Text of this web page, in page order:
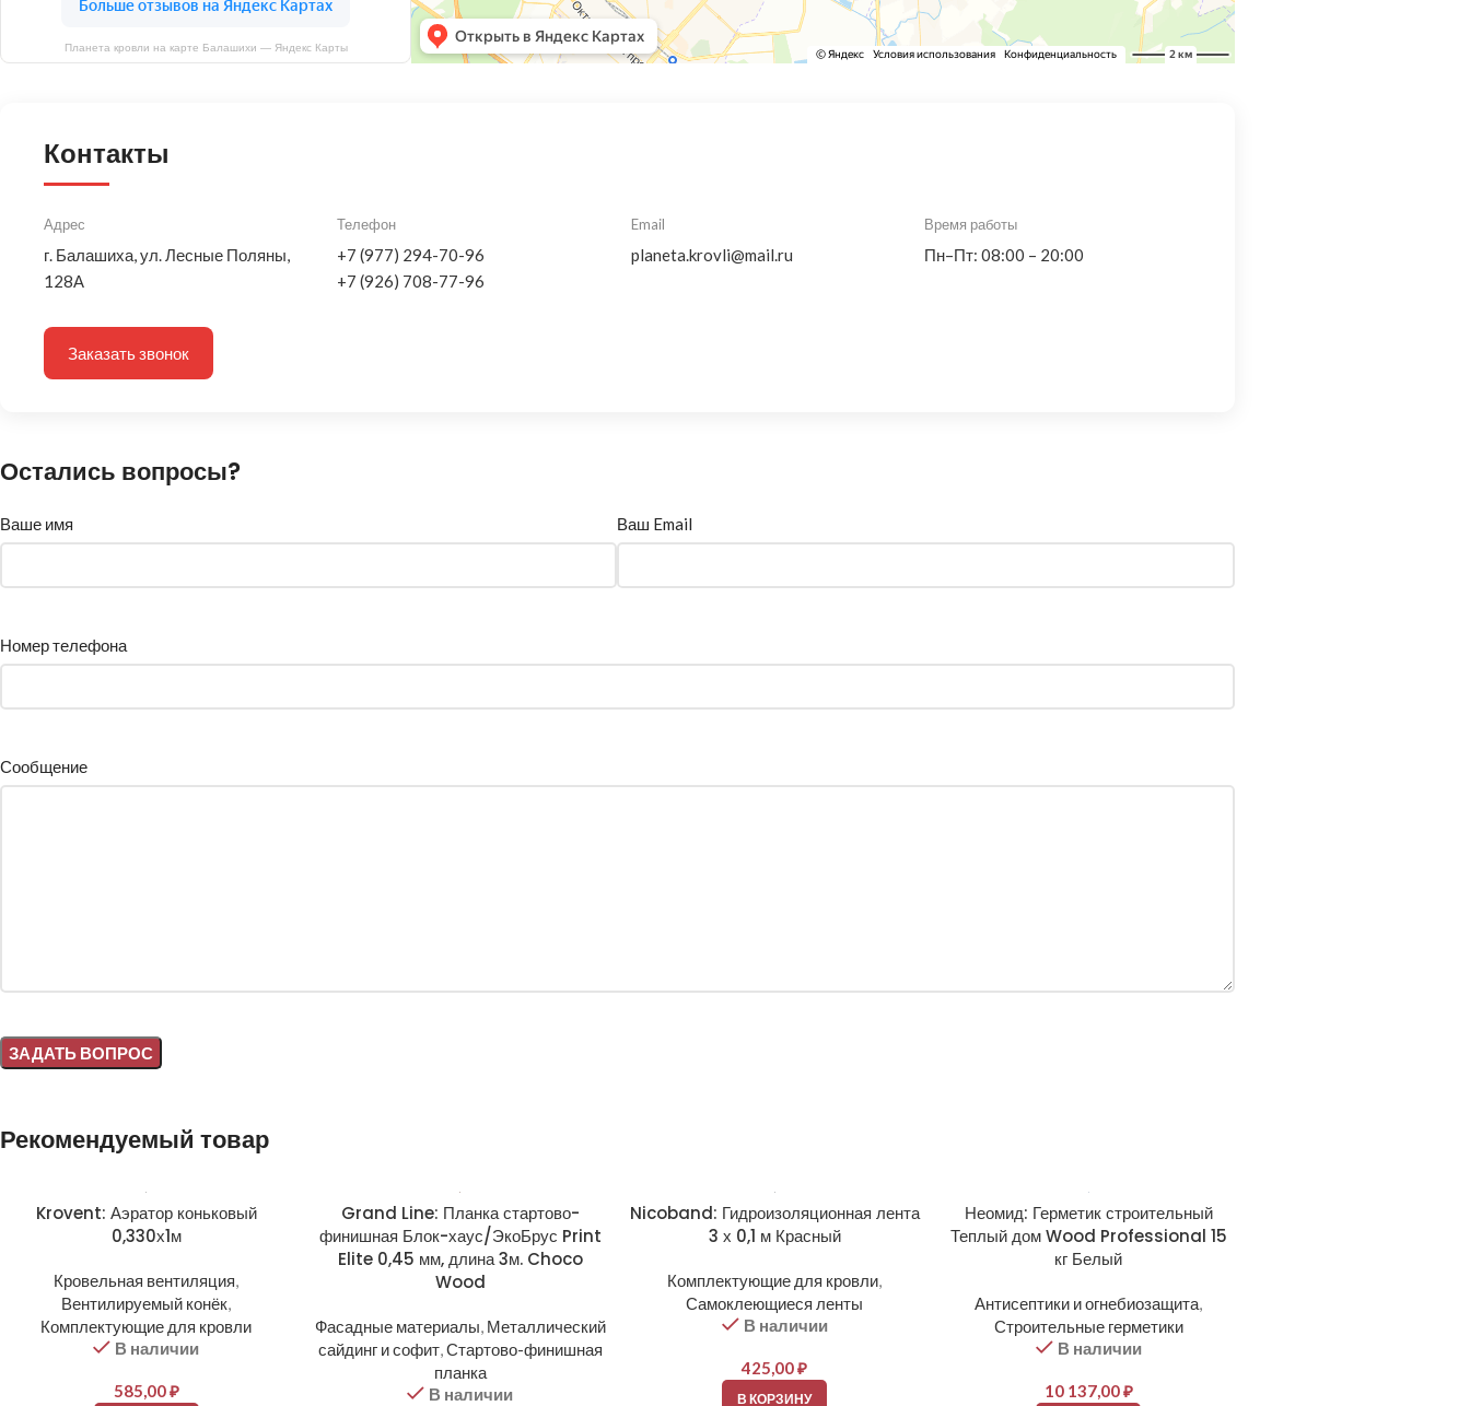
Планета кровли на карте Балашихи — Яндекс Карты
Контакты
Адрес
г. Балашиха, ул. Лесные Поляны,
128А
Телефон
+7 (977) 294-70-96
+7 (926) 708-77-96
Email
planeta.krovli@mail.ru
Время работы
Пн–Пт: 08:00 – 20:00
Заказать звонок
Остались вопросы?
Ваше имя Ваш Email
Номер телефона
Сообщение
Рекомендуемый товар
Krovent: Аэратор коньковый
0,330х1м
Кровельная вентиляция,
Вентилируемый конёк,
Комплектующие для кровли
В наличии
585,00₽
Grand Line: Планка стартово-
финишная Блок-хаус/ЭкоБрус Print
Elite 0,45 мм, длина 3м. Choco
Wood
Фасадные материалы, Металлический
сайдинг и софит,Стартово-финишная
планка
В наличии
Nicoband: Гидроизоляционная лента
3 х 0,1 м Красный
Комплектующие для кровли,
Самоклеющиеся ленты
В наличии
425,00₽
В КОРЗИНУ
Неомид: Герметик строительный
Теплый дом Wood Professional 15
кг Белый
Антисептики и огнебиозащита,
Строительные герметики
В наличии
10 137,00₽